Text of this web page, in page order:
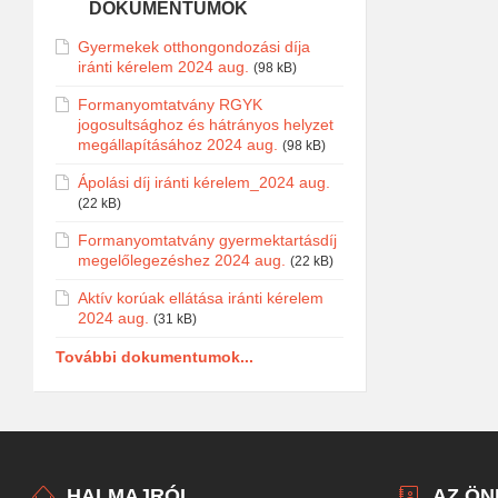
DOKUMENTUMOK
Gyermekek otthongondozási díja
iránti kérelem 2024 aug. (98 kB)
Formanyomtatvány RGYK
jogosultsághoz és hátrányos helyzet
megállapításához 2024 aug. (98 kB)
Ápolási díj iránti kérelem_2024 aug.
(22 kB)
Formanyomtatvány gyermektartásdíj
megelőlegezéshez 2024 aug. (22 kB)
Aktív korúak ellátása iránti kérelem
2024 aug. (31 kB)
További dokumentumok...